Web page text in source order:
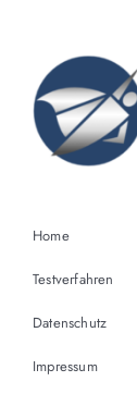
Home
Testverfahren
Datenschutz
Impressum